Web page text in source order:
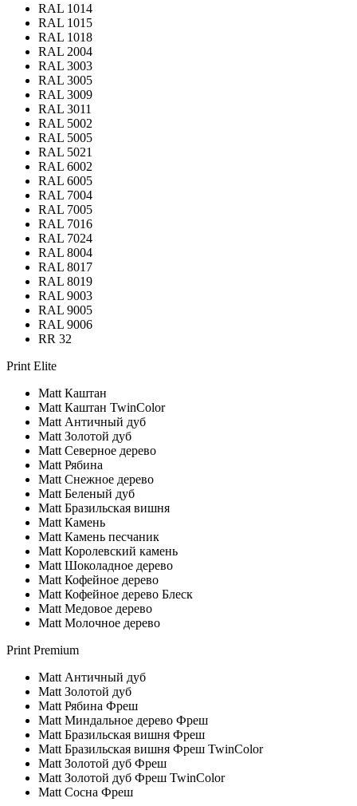
RAL 1014
RAL 1015
RAL 1018
RAL 2004
RAL 3003
RAL 3005
RAL 3009
RAL 3011
RAL 5002
RAL 5005
RAL 5021
RAL 6002
RAL 6005
RAL 7004
RAL 7005
RAL 7016
RAL 7024
RAL 8004
RAL 8017
RAL 8019
RAL 9003
RAL 9005
RAL 9006
RR 32
Print Elite
Matt Каштан
Matt Каштан TwinColor
Matt Античный дуб
Matt Золотой дуб
Matt Северное дерево
Matt Рябина
Matt Cнежное дерево
Matt Беленый дуб
Matt Бразильская вишня
Matt Камень
Matt Камень песчаник
Matt Королевский камень
Matt Шоколадное дерево
Matt Кофейное дерево
Matt Кофейное дерево Блеск
Matt Медовое дерево
Matt Молочное дерево
Print Premium
Matt Античный дуб
Matt Золотой дуб
Matt Рябина Фреш
Matt Миндальное дерево Фреш
Matt Бразильская вишня Фреш
Matt Бразильская вишня Фреш TwinColor
Matt Золотой дуб Фреш
Matt Золотой дуб Фреш TwinColor
Matt Сосна Фреш